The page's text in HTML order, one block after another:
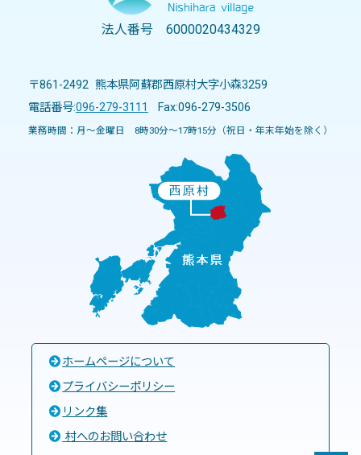
法人番号 6000020434329
〒861-2492 熊本県阿蘇郡西原村大字小森3259
電話番号:096-279-3111 Fax:096-279-3506
業務時間：月～金曜日 8時30分～17時15分（祝日・年末年始を除く）
ホームページについて
プライバシーポリシー
リンク集
村へのお問い合わせ